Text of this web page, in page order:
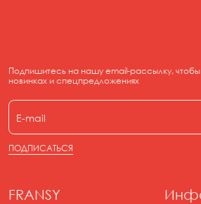
Подпишитесь на нашу email-рассылку,
новинках и спецпредложениях
ПОДПИСАТЬСЯ
FRANSY